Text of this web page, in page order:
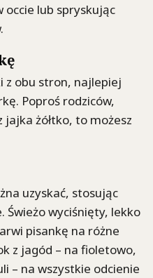
lub spryskując
z obu stron, najlepiej
Poproś rodziców,
jajka żółtko, to możesz
uzyskać, stosując
wyciśnięty, lekko
pisankę na różne
z jagód – na fioletowo,
– na wszystkie odcienie